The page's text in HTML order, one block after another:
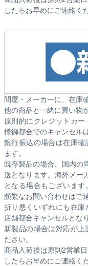
したらお早めにご連絡く
問屋・メーカーに、在庫
他の商品と一緒に買い物
原則的にクレジットカ
様御都合でのキャンセル
銀行振込の場合は在庫
ます。
既存製品の場合、国内の
送となります。海外メー
となる場合もございます。
頻繁なお問い合わせはご
折り悪くいずれにも在
店舗都合キャンセルとな
新製品の場合は対応が
ださい。
商品入荷後は原則2営業
したらお早めにご連絡く